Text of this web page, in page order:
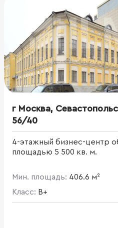
г Москва,
56/40
4-этажный бизнес-центр
площадью 5 500 кв. м.
Мин. площадь: 406.6 м²
Класс: B+